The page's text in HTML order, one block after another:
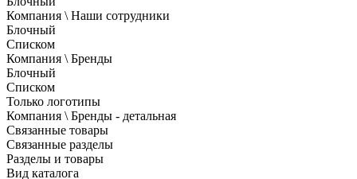
Компания \ Наши сотрудники
Блочный
Списком
Компания \ Бренды
Блочный
Списком
Только логотипы
Компания \ Бренды - детальная
Связанные товары
Связанные разделы
Разделы и товары
Вид каталога